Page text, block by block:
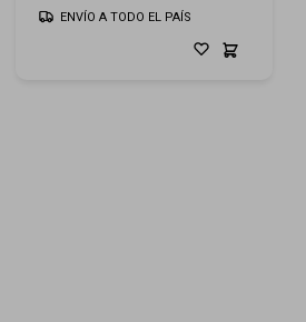
ENVÍO A TODO EL PAÍS